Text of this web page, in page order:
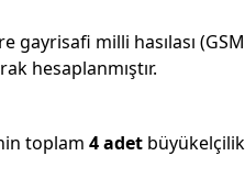
gayrisafi milli hasılası
hesaplanmıştır.
toplam 4adet